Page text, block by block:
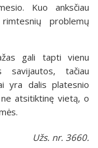
Kuo anksčiau
problemų
gali tapti vienu
savijautos, tačiau
yra dalis platesnio
atsitiktinę vietą, o
Užs. nr. 3660.